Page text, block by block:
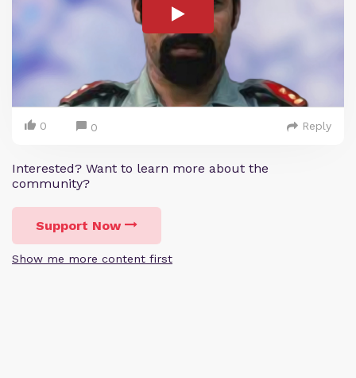
0 0 Reply
Interested? Want to learn more about the
community?
Support Now
Show me more content first